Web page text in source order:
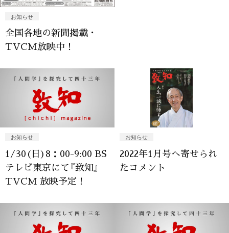
お知らせ
全国各地の新聞掲載・
TVCM放映中！
お知らせ
1/30(日)8：00-9:00 BS
テレビ東京にて『致知』
TVCM 放映予定！
お知らせ
2022年1月号へ寄せられ
たコメント